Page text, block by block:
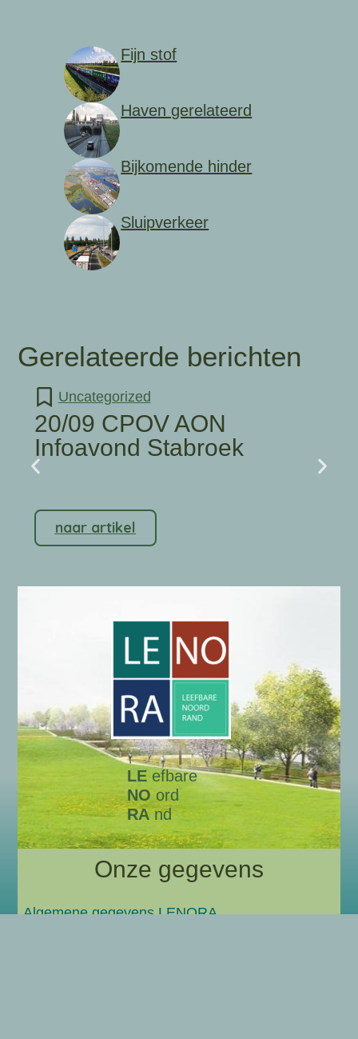
Fijn stof
Haven gerelateerd
Bijkomende hinder
Sluipverkeer
Gerelateerde berichten
Uncategorized
20/09 CPOV AON
Infoavond Stabroek
naar artikel
LE efbare
NOord
RAnd
Onze gegevens
Algemene gegevens LENORA